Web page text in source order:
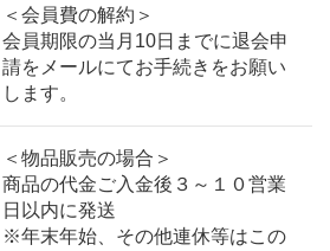
＜会員費の解約＞
会員期限の当月10日までに退会申
請をメールにてお手続きをお願い
します。
＜物品販売の場合＞
商品の代金ご入金後３～１０営業
日以内に発送
※年末年始、その他連休等はこの